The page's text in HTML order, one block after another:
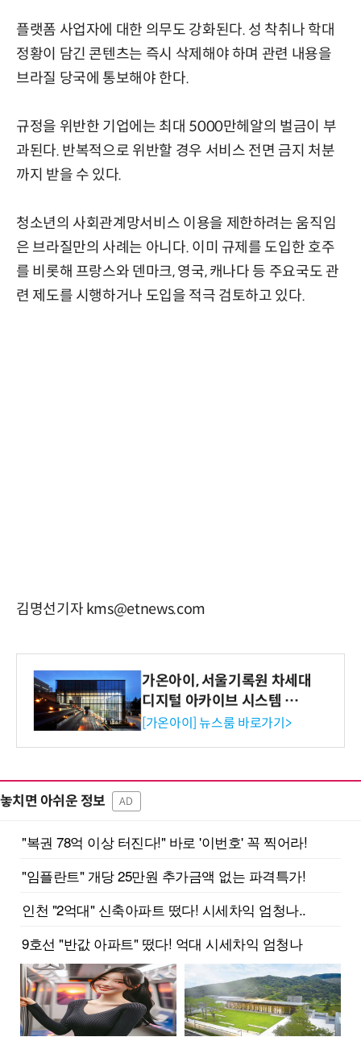
플랫폼 사업자에 대한 의무도 강화된다. 성 착취나 학대
정황이 담긴 콘텐츠는 즉시 삭제해야 하며 관련 내용을
브라질 당국에 통보해야 한다.
규정을 위반한 기업에는 최대 5000만헤알의 벌금이 부
과된다. 반복적으로 위반할 경우 서비스 전면 금지 처분
까지 받을 수 있다.
청소년의 사회관계망서비스 이용을 제한하려는 움직임
은 브라질만의 사례는 아니다. 이미 규제를 도입한 호주
를 비롯해 프랑스와 덴마크, 영국, 캐나다 등 주요국도 관
련 제도를 시행하거나 도입을 적극 검토하고 있다.
김명선기자 kms@etnews.com
가온아이, 서울기록원 차세대
디지털 아카이브 시스템 구축
수행
[가온아이] 뉴스룸 바로가기>
놓치면 아쉬운 정보 AD